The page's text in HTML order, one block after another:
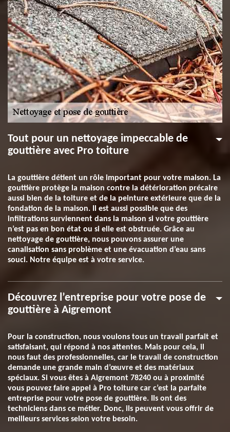
Tout pour un nettoyage impeccable de
gouttière avec Pro toiture
La gouttière détient un rôle important pour votre maison. La
gouttière protège la maison contre la détérioration précaire
aussi bien de la toiture et de la peinture extérieure que de la
fondation de la maison. Il est aussi possible que des
infiltrations surviennent dans la maison si votre gouttière
n’est pas en bon état ou si elle est obstruée. Grâce au
nettoyage de gouttière, nous pouvons assurer une
canalisation sans problème et une évacuation d’eau sans
souci. Notre équipe est à votre service.
Découvrez l’entreprise pour votre pose de
gouttière à Aigremont
Pour la construction, nous voulons tous un travail parfait et
satisfaisant, qui répond à nos attentes. Mais pour cela, il
nous faut des professionnelles, car le travail de construction
demande une grande main d’œuvre et des matériaux
spéciaux. Si vous êtes à Aigremont 78240 ou à proximité
vous pouvez faire appel à Pro toiture car c’est la parfaite
entreprise pour votre pose de gouttière. Ils ont des
techniciens dans ce métier. Donc, ils peuvent vous offrir de
meilleurs services selon votre besoin.